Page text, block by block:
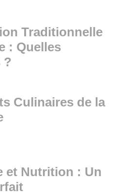
Traditionnelle
: Quelles
?
Culinaires de la
et Nutrition : Un